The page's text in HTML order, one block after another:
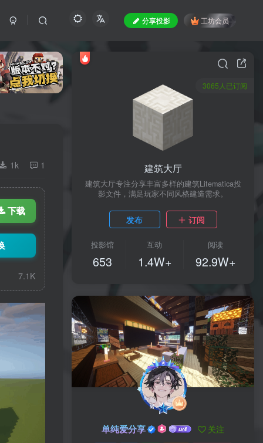
分享投影 工坊会员
1k 1
下载
7.1K
3065人已订阅
建筑大厅
建筑大厅专注分享丰富多样的建筑Litematica投
影文件，满足玩家不同风格建造需求。
发布 订阅
投影馆
653
互动
1.4W+
阅读
92.9W+
单纯爱分享 关注